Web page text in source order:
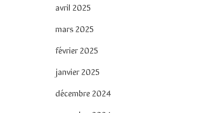
avril 2025
mars 2025
février 2025
janvier 2025
décembre 2024